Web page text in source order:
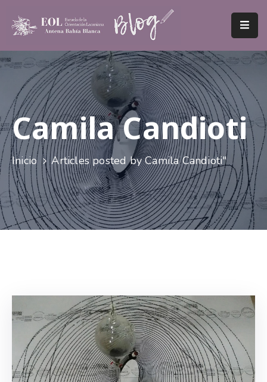
Inicio
EOL
Antena
Bahía
Blanca
Decires
II
Acerca
De
Los
Artistas
Camila Candioti
Inicio Articles posted by Camila Candioti"